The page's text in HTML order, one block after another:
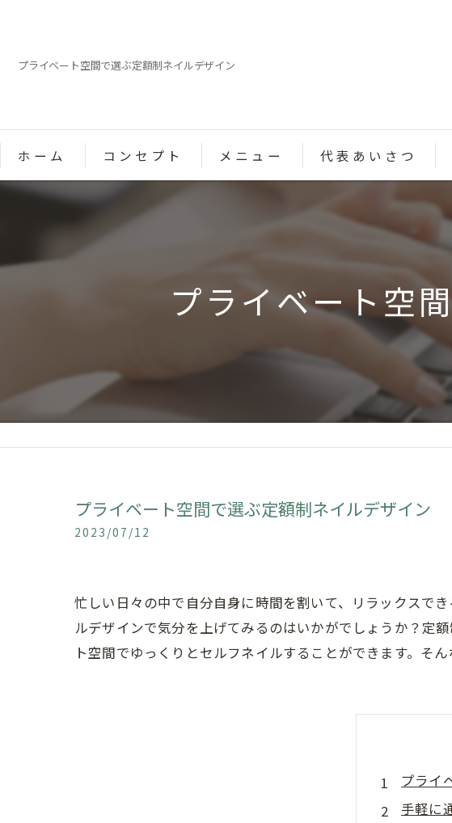
プライベート空間で選ぶ定額制ネイルデザイン
ホーム コンセプト メニュー 代表あいさつ
プライベート空
プライベート空間で選ぶ定額制ネイルデザイン
2023/07/12
忙しい日々の中で自分自身に時間を割いて、リラックスで
ルデザインで気分を上げてみるのはいかがでしょうか？定
ト空間でゆっくりとセルフネイルすることができます。そ
プライ
手軽に